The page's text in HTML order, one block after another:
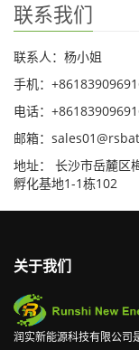
联系我们
联系人：杨小姐
手机：
电话：
邮箱：
地址： 长沙市岳麓区
孵化基地1-1栋102
关于我们
润实新能源科技有限公司